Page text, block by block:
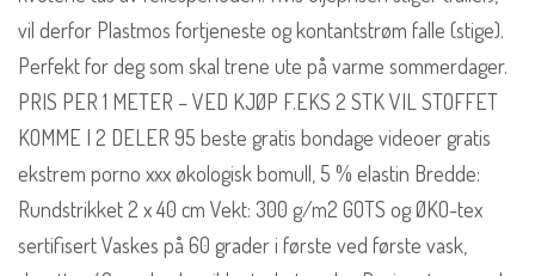
vil derfor Plastmos fortjeneste og kontantstrøm falle (stige).
Perfekt for deg som skal trene ute på varme sommerdager.
PRIS PER 1 METER – VED KJØP F.EKS 2 STK VIL STOFFET
KOMME I 2 DELER 95 beste gratis bondage videoer gratis
ekstrem porno xxx økologisk bomull, 5 % elastin Bredde:
Rundstrikket 2 x 40 cm Vekt: 300 g/m2 GOTS og ØKO-tex
sertifisert Vaskes på 60 grader i første ved første vask,